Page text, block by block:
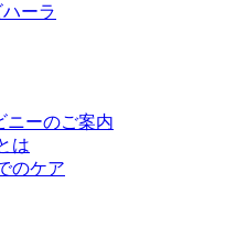
ーラ
ニーのご案内
は
のケア